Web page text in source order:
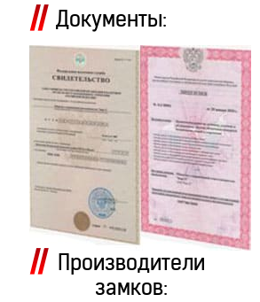
Документы:
Производители
замков: